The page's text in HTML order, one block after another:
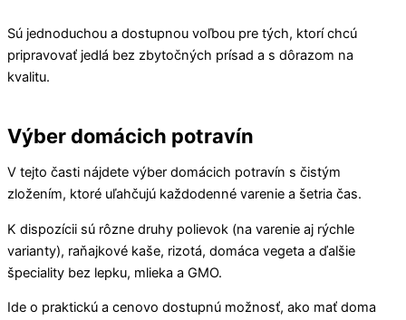
Sú jednoduchou a dostupnou voľbou pre tých, ktorí chcú
pripravovať jedlá bez zbytočných prísad a s dôrazom na
kvalitu.
Výber domácich potravín
V tejto časti nájdete výber domácich potravín s čistým
zložením, ktoré uľahčujú každodenné varenie a šetria čas.
K dispozícii sú rôzne druhy polievok (na varenie aj rýchle
varianty), raňajkové kaše, rizotá, domáca vegeta a ďalšie
špeciality bez lepku, mlieka a GMO.
Ide o praktickú a cenovo dostupnú možnosť, ako mať doma